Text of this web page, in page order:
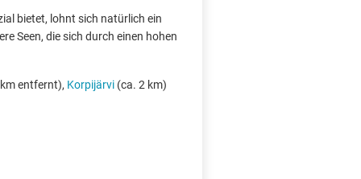
bietet, lohnt sich natürlich ein
Seen, die sich durch einen hohen
entfernt), Korpijärvi (ca. 2 km)